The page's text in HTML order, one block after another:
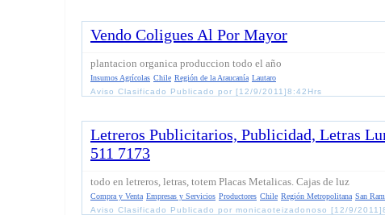
Vendo Coligues Al Por Mayor
plantacion organica produccion todo el año
Insumos Agrícolas Chile Región de la Araucanía Lautaro
Aviso Clasificado Publicado por [12/9/2011]8:42Hrs
Letreros Publicitarios, Publicidad, Letras
511 7173
todo en letreros, letras, totem Placas Metalicas. Cajas de luz
Compra y Venta Empresas y Servicios Productores Chile Región Metropolitana San
Aviso Clasificado Publicado por monicaoteizadonoso [12/9/